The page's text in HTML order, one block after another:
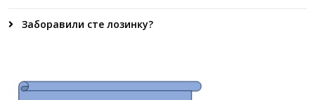
Заборавили сте лозинку?